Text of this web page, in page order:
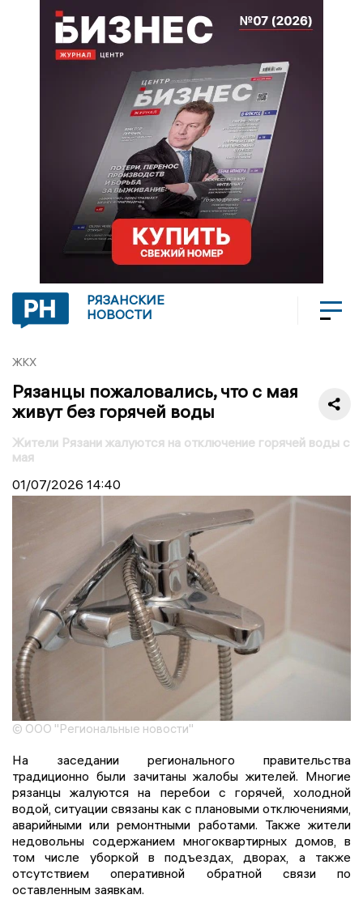
РЯЗАНСКИЕ
НОВОСТИ
ЖКХ
Рязанцы пожаловались, что с мая
живут без горячей воды
Жители Рязани жалуются на отключение горячей воды с
мая
01/07/2026 14:40
© ООО "Региональные новости"
На заседании регионального правительства
традиционно были зачитаны жалобы жителей. Многие
рязанцы жалуются на перебои с горячей, холодной
водой, ситуации связаны как с плановыми отключениями,
аварийными или ремонтными работами. Также жители
недовольны содержанием многоквартирных домов, в
том числе уборкой в подъездах, дворах, а также
отсутствием оперативной обратной связи по
оставленным заявкам.